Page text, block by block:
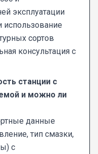
эксплуатации
использование
сортов
консультация с
станции с
и можно ли
данные
тип смазки,
с